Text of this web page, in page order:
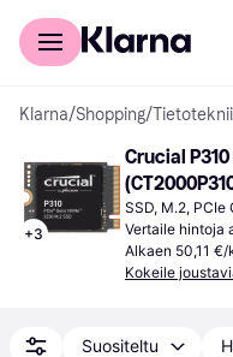
Kuluttajille
Klarna/Shopping/
+3
Crucial P310
SSD, M.2,
Vertaile hintoja
Alkaen 50,11
Kokeile
Suositeltu